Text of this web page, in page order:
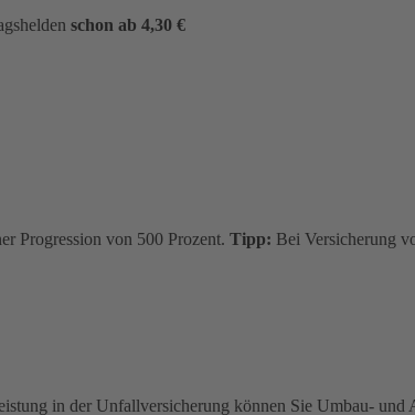
schon ab 4,30 €
Progression von 500 Prozent. Tipp: Bei Versicherung
in der Unfallversicherung können Sie Umbau-